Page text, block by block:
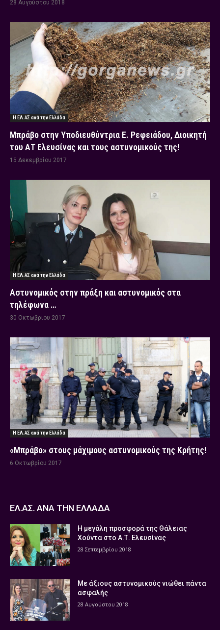
28 Αυγούστου 2018
Η ΕΛ.ΑΣ ανά την Ελλάδα
Μπράβο στην Υποδιευθύντρια Ε. Ρεφειάδου, Διοικητή
του ΑΤ Ελευσίνας και τους αστυνομικούς της!
15 Δεκεμβρίου 2017
Η ΕΛ.ΑΣ ανά την Ελλάδα
Αστυνομικός στην πράξη και αστυνομικός στα
τηλέφωνα …
30 Οκτωβρίου 2017
Η ΕΛ.ΑΣ ανά την Ελλάδα
«Μπράβο» στους μάχιμους αστυνομικούς της Κρήτης!
6 Οκτωβρίου 2017
ΕΛ.ΑΣ. ΑΝΑ ΤΗΝ ΕΛΛΑΔΑ
Η μεγάλη προσφορά της Θάλειας
Χούντα στο Α.Τ. Ελευσίνας
28 Σεπτεμβρίου 2018
Με άξιους αστυνομικούς νιώθει πάντα
ασφαλής
28 Αυγούστου 2018